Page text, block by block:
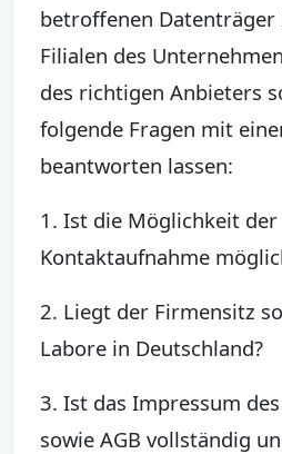
betroffenen Datenträger
Filialen des
des richtigen Anbieters
folgende Fragen mit
beantworten lassen:
1. Ist die Möglichkeit
Kontaktaufnahme
2. Liegt der Firmensitz
Labore in Deutschland?
3. Ist das Impressum
sowie AGB vollständig